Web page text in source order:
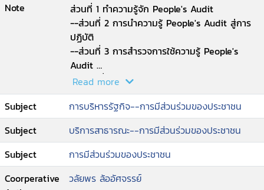
Note
ส่วนที่ 1 ทำความรู้จัก People's Audit
--ส่วนที่ 2 การนำความรู้ People's Audit สู่การ
ปฏิบัติ
--ส่วนที่ 3 การสำรวจการใช้ความรู้ People's
Audit
-- ส่วนที่ 4 สรุป
Read more
Subject
การบริหารรัฐกิจ--การมีส่วนร่วมของประชาชน
Subject
บริการสาธารณะ--การมีส่วนร่วมของประชาชน
Subject
การมีส่วนร่วมของประชาชน
Coorperative
วลัยพร ล้ออัศจรรย์